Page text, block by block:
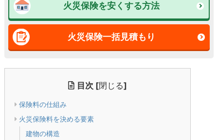
火災保険を安くする方法
火災保険一括見積もり
目次 [閉じる]
保険料の仕組み
火災保険料を決める要素
建物の構造